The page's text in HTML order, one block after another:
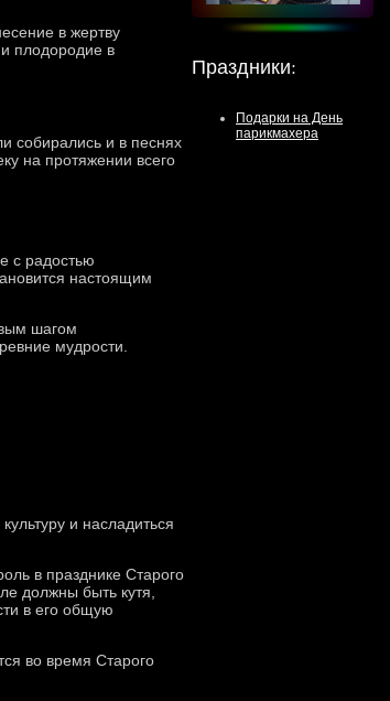
в жертву
плодородие в
собирались и в песнях
на протяжении всего
с радостью
настоящим
шагом
мудрости.
и насладиться
в празднике Старого
должны быть кутя,
в его общую
во время Старого
Праздники:
Подарки на День
парикмахера